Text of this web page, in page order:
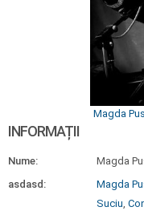
Magda
INFORMAȚII
Nume:
Magda
asdasd:
Magda
Suciu,